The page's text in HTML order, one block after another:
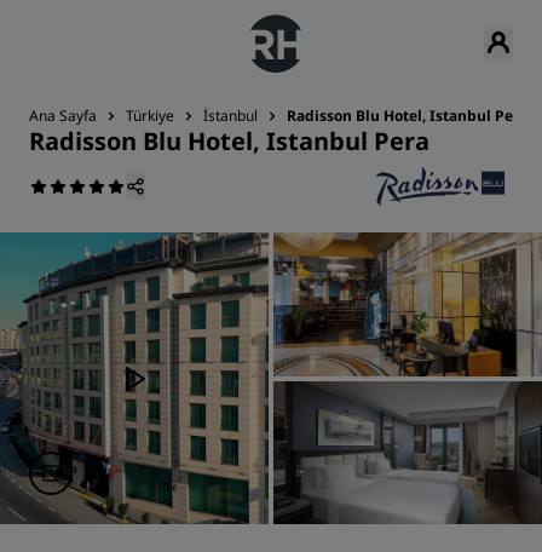
Ana Sayfa Türkiye İstanbul Radisson Blu Hotel, Istanbul Pera
Radisson Blu Hotel, Istanbul Pera